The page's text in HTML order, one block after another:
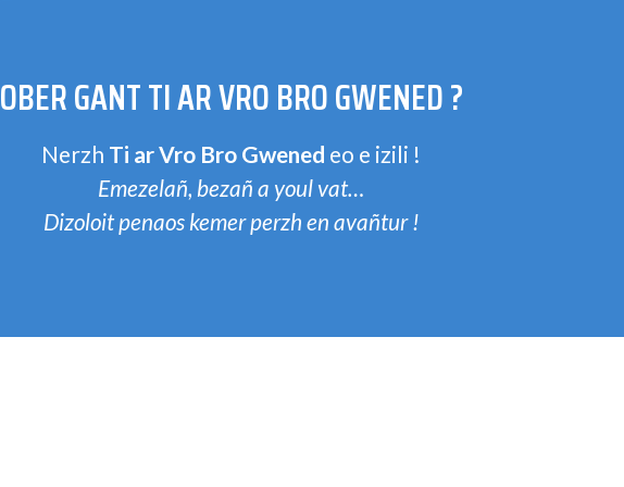
OBER GANT TI AR VRO BRO GWENED ?
Nerzh Ti ar Vro Bro Gwened eo e izili !
Emezelañ, bezañ a youl vat…
Dizoloit penaos kemer perzh en avañtur !